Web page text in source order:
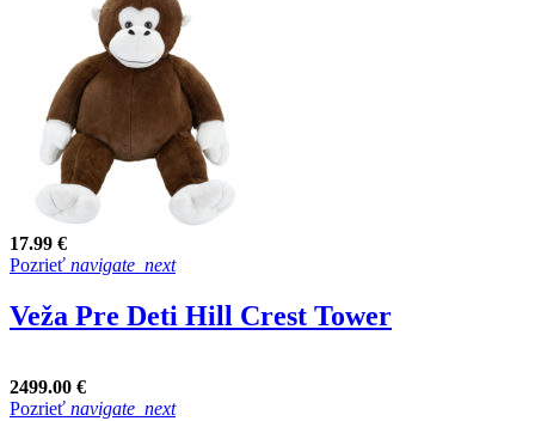
17.99 €
Pozrieť navigate_next
Veža Pre Deti Hill Crest Tower
2499.00 €
Pozrieť navigate_next